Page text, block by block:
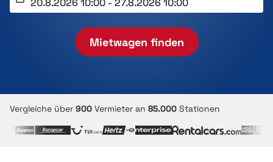
Mietwagen finden
Vergleiche über 900 Vermieter an 85.000 Stationen